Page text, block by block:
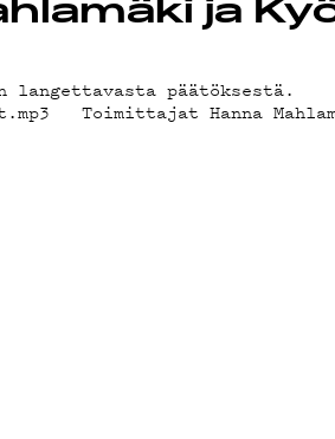
ja
langettavasta päätöksestä.
Toimittajat Hanna